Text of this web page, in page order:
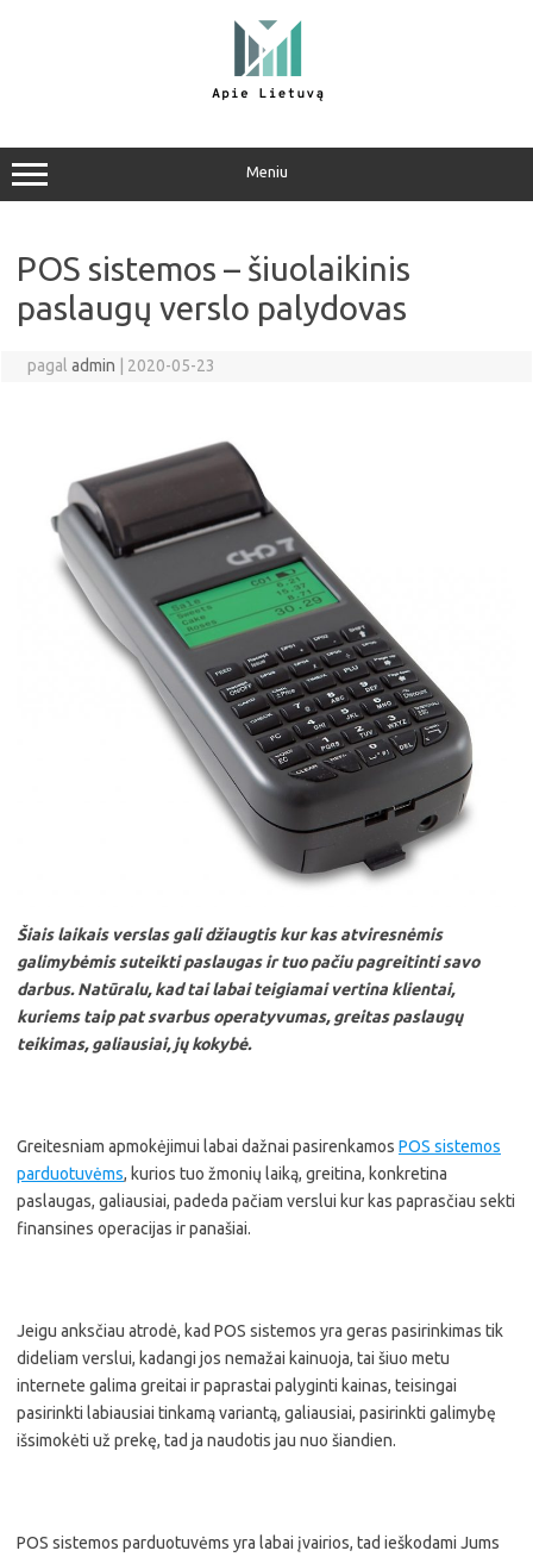
Meniu
POS sistemos – šiuolaikinis
paslaugų verslo palydovas
pagal admin 2020-05-23
Šiais laikais verslas gali džiaugtis kur kas atviresnėmis
galimybėmis suteikti paslaugas ir tuo pačiu pagreitinti savo
darbus. Natūralu, kad tai labai teigiamai vertina klientai,
kuriems taip pat svarbus operatyvumas, greitas paslaugų
teikimas, galiausiai, jų kokybė.
Greitesniam apmokėjimui labai dažnai pasirenkamos POS sistemos
parduotuvėms, kurios tuo žmonių laiką, greitina, konkretina
paslaugas, galiausiai, padeda pačiam verslui kur kas paprasčiau sekti
finansines operacijas ir panašiai.
Jeigu anksčiau atrodė, kad POS sistemos yra geras pasirinkimas tik
dideliam verslui, kadangi jos nemažai kainuoja, tai šiuo metu
internete galima greitai ir paprastai palyginti kainas, teisingai
pasirinkti labiausiai tinkamą variantą, galiausiai, pasirinkti galimybę
išsimokėti už prekę, tad ja naudotis jau nuo šiandien.
POS sistemos parduotuvėms yra labai įvairios, tad ieškodami Jums